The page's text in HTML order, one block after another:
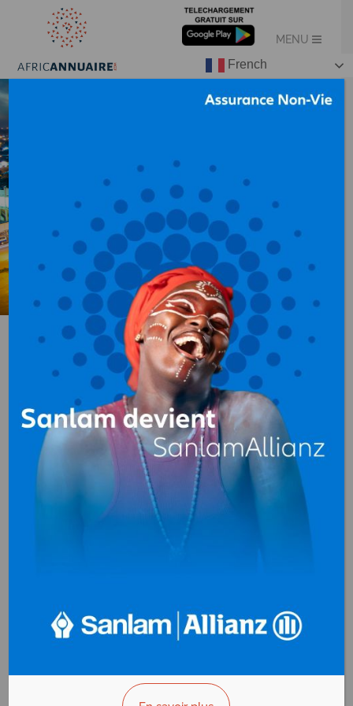
PESCHAUD
GABON
Transport maritime
B.P. 331 Port-Gentil
Gabon
+(241)011 555 543
>>> Vous êtes le propriétaire ?
French